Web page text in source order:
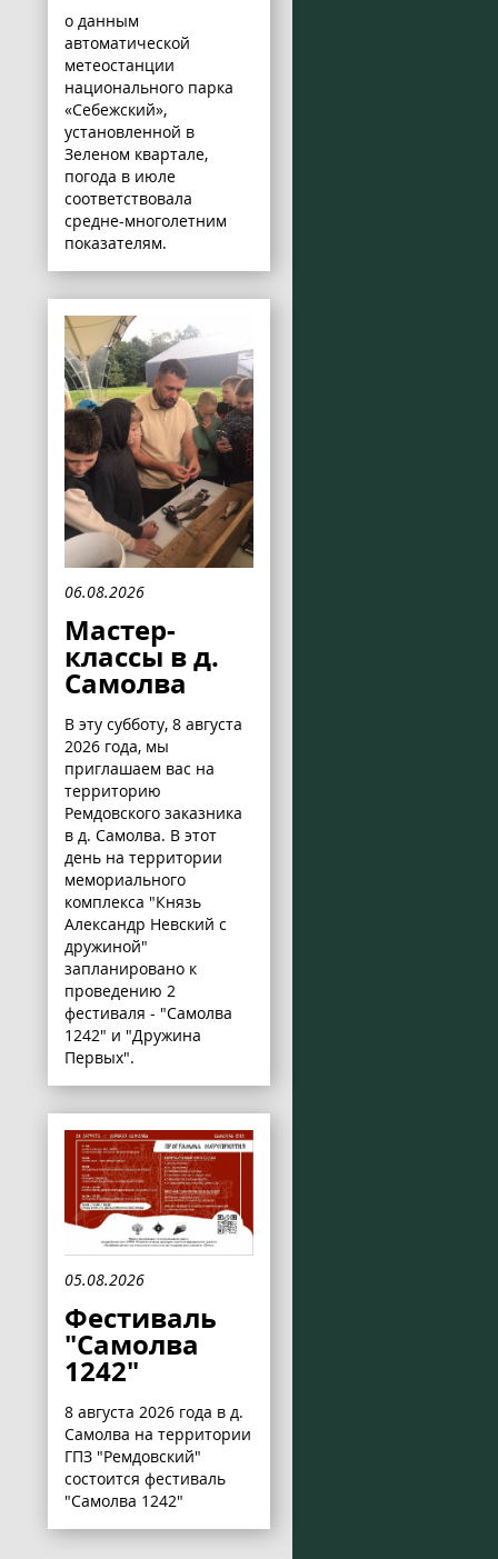
о данным
автоматической
метеостанции
национального парка
«Себежский»,
установленной в
Зеленом квартале,
погода в июле
соответствовала
средне-многолетним
показателям.
06.08.2026
Мастер-
классы в д.
Самолва
В эту субботу, 8 августа
2026 года, мы
приглашаем вас на
территорию
Ремдовского заказника
в д. Самолва. В этот
день на территории
мемориального
комплекса "Князь
Александр Невский с
дружиной"
запланировано к
проведению 2
фестиваля - "Самолва
1242" и "Дружина
Первых".
05.08.2026
Фестиваль
"Самолва
1242"
8 августа 2026 года в д.
Самолва на территории
ГПЗ "Ремдовский"
состоится фестиваль
"Самолва 1242"